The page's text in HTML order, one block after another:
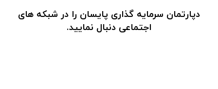
دپارتمان سرمایه گذاری پایسان را در شبکه های
اجتماعی دنبال نمایید.